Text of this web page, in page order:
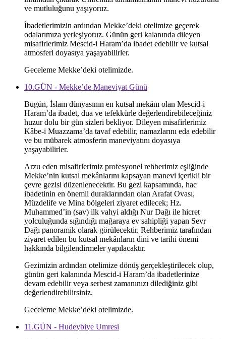
ve mutluluğunu yaşıyoruz.
İbadetlerimizin ardından Mekke’deki otelimize geçerek
odalarımıza yerleşiyoruz. Günün geri kalanında dileyen
misafirlerimiz Mescid-i Haram’da ibadet edebilir ve kutsal
atmosferi doyasıya yaşayabilirler.
Geceleme Mekke’deki otelimizde.
10.GÜN - Mekke’de Maneviyat Günü
Bugün, İslam dünyasının en kutsal mekânı olan Mescid-i
Haram’da ibadet, dua ve tefekkürle değerlendirebileceğiniz
huzur dolu bir gün sizleri bekliyor. Dileyen misafirlerimiz
Kâbe-i Muazzama’da tavaf edebilir, namazlarını eda edebilir
ve bu mübarek atmosferin maneviyatını doyasıya
yaşayabilirler.
Arzu eden misafirlerimiz profesyonel rehberimiz eşliğinde
Mekke’nin kutsal mekânlarını kapsayan manevi içerikli bir
çevre gezisi düzenlenecektir. Bu gezi kapsamında, hac
ibadetinin en önemli duraklarından olan Arafat Ovası,
Müzdelife ve Mina bölgeleri ziyaret edilecek; Hz.
Muhammed’in (sav) ilk vahyi aldığı Nur Dağı ile hicret
yolculuğunda sığındığı mağaraya ev sahipliği yapan Sevr
Dağı panoramik olarak görülecektir. Rehberimiz tarafından
ziyaret edilen bu kutsal mekânların dini ve tarihi önemi
hakkında bilgilendirmeler yapılacaktır.
Gezimizin ardından otelimize dönüş gerçekleştirilecek olup,
günün geri kalanında Mescid-i Haram’da ibadetlerinize
devam edebilir veya serbest zamanınızı dilediğiniz gibi
değerlendirebilirsiniz.
Geceleme Mekke’deki otelimizde.
11.GÜN - Hudeybiye Umresi